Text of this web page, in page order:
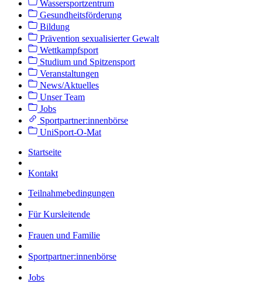
Wassersportzentrum
Gesundheitsförderung
Bildung
Prävention sexualisierter Gewalt
Wettkampfsport
Studium und Spitzensport
Veranstaltungen
News/Aktuelles
Unser Team
Jobs
Sportpartner:innenbörse
UniSport-O-Mat
Startseite
Kontakt
Teilnahmebedingungen
Für Kursleitende
Frauen und Familie
Sportpartner:innenbörse
Jobs